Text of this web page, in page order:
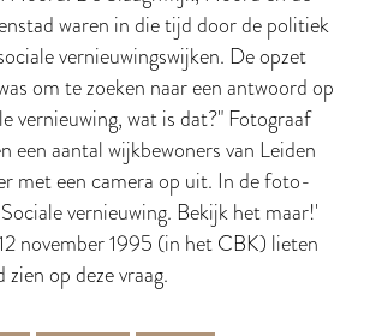
waren in die tijd door de politiek
vernieuwingswijken. De opzet
om te zoeken naar een antwoord op
vernieuwing, wat is dat?" Fotograaf
een aantal wijkbewoners van Leiden
met een camera op uit. In de foto-
vernieuwing. Bekijk het maar!'
november 1995 (in het CBK) lieten
op deze vraag.